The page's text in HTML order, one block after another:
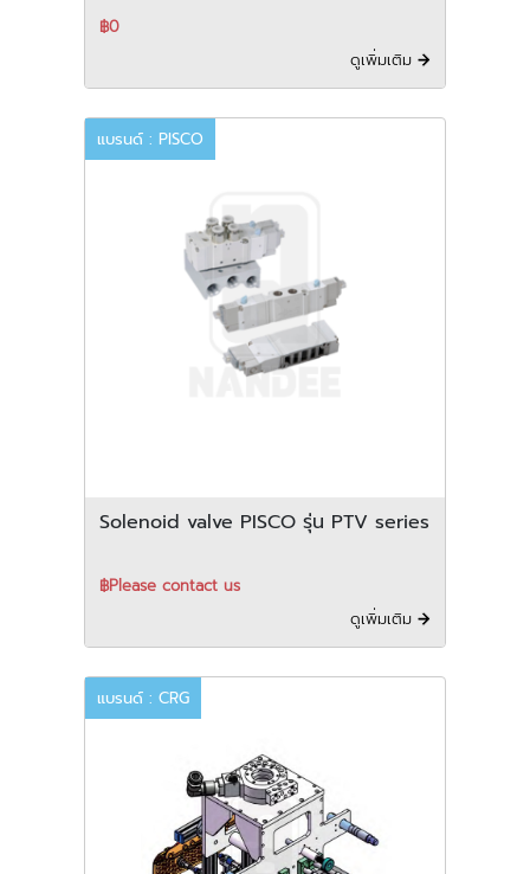
฿0
ดูเพิ่มเติม
แบรนด์ : PISCO
Solenoid valve PISCO รุ่น PTV series
฿Please contact us
ดูเพิ่มเติม
แบรนด์ : CRG